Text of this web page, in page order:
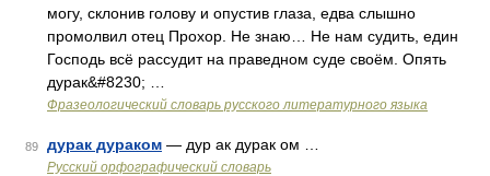
могу, склонив голову и опустив глаза, едва слышно
промолвил отец Прохор. Не знаю… Не нам судить, един
Господь всё рассудит на праведном суде своём. Опять
дурак&#8230; …
Фразеологический словарь русского литературного языка
89 дурак дураком — дур ак дурак ом …
Русский орфографический словарь